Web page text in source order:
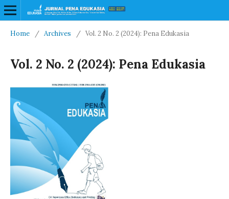
Home / Archives / Vol. 2 No. 2 (2024): Pena Edukasia
Vol. 2 No. 2 (2024): Pena Edukasia